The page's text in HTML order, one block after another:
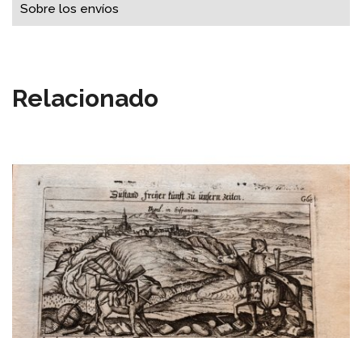
Sobre los envíos
Relacionado